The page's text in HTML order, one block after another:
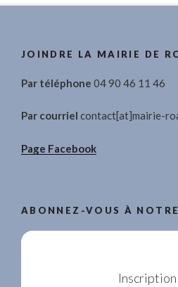
JOINDRE LA MAIRIE DE
Par téléphone 04 90 46 11 46
Par courriel contact[at]mairie-
Page Facebook
ABONNEZ-VOUS À
Inscription